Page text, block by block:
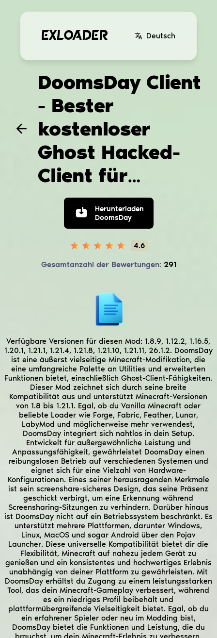
Deutsch
DoomsDay Client
- Bester
kostenloser
Ghost Hacked-
Client für
Minecraft
Herunterladen
DoomsDay
4.6
Gesamtanzahl der Bewertungen: 291
Verfügbare Versionen für diesen Mod: 1.8.9, 1.12.2, 1.16.5,
1.20.1, 1.21.1, 1.21.4, 1.21.8, 1.21.10, 1.21.11, 26.1.2. DoomsDay
ist eine äußerst vielseitige Minecraft-Modifikation, die
eine umfangreiche Palette an Utilities und erweiterten
Funktionen bietet, einschließlich Ghost-Client-Fähigkeiten.
Dieser Mod zeichnet sich durch seine breite
Kompatibilität aus und unterstützt Minecraft-Versionen
von 1.8 bis 1.21.1. Egal, ob du Vanilla Minecraft oder
beliebte Loader wie Forge, Fabric, Feather, Lunar,
LabyMod und möglicherweise mehr verwendest,
DoomsDay integriert sich nahtlos in dein Setup.
Entwickelt für außergewöhnliche Leistung und
Anpassungsfähigkeit, gewährleistet DoomsDay einen
reibungslosen Betrieb auf verschiedenen Systemen und
eignet sich für eine Vielzahl von Hardware-
Konfigurationen. Eines seiner herausragenden Merkmale
ist sein screenshare-sicheres Design, das seine Präsenz
geschickt verbirgt, um eine Erkennung während
Screensharing-Sitzungen zu verhindern. Darüber hinaus
ist DoomsDay nicht auf ein Betriebssystem beschränkt. Es
unterstützt mehrere Plattformen, darunter Windows,
Linux, MacOS und sogar Android über den Pojav
Launcher. Diese universelle Kompatibilität bietet dir die
Flexibilität, Minecraft auf nahezu jedem Gerät zu
genießen und ein konsistentes und hochwertiges Erlebnis
unabhängig von deiner Plattform zu gewährleisten. Mit
DoomsDay erhältst du Zugang zu einem leistungsstarken
Tool, das dein Minecraft-Gameplay verbessert, während
es ein niedriges Profil beibehält und
plattformübergreifende Vielseitigkeit bietet. Egal, ob du
ein erfahrener Spieler oder neu im Modding bist,
DoomsDay bietet die Funktionen und Leistung, die du